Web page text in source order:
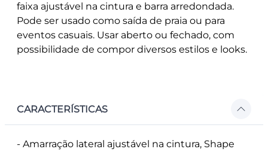
faixa ajustável na cintura e barra arredondada.
Pode ser usado como saída de praia ou para
eventos casuais. Usar aberto ou fechado, com
possibilidade de compor diversos estilos e looks.
CARACTERÍSTICAS
- Amarração lateral ajustável na cintura, Shape